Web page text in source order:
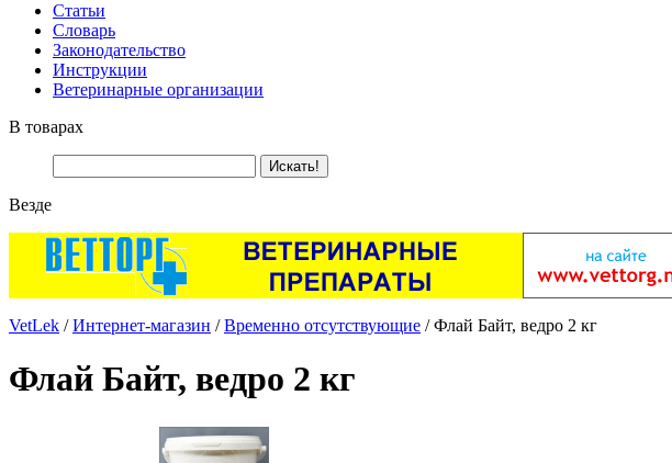
Статьи
Словарь
Законодательство
Инструкции
Ветеринарные организации
В товарах
Везде
VetLek /Интернет-магазин /Временно отсутствующие / Флай Байт, ведро 2 кг
Флай Байт, ведро 2 кг